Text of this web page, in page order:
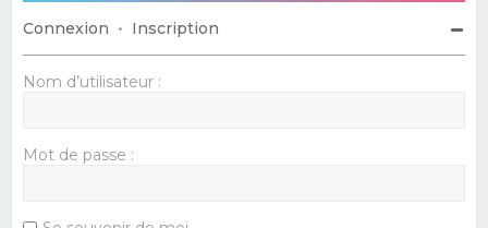
Connexion • Inscription
Nom d’utilisateur :
Mot de passe :